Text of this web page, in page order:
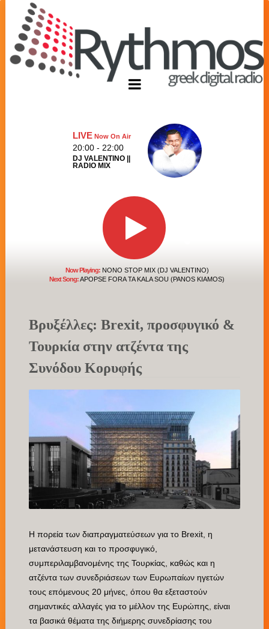
LIVENow On Air
20:00 - 22:00
DJ VALENTINO ||
RADIO MIX
Now Playing:NONO STOP MIX (DJ VALENTINO)
Next Song:APOPSE FORA TA KALA SOU (PANOS KIAMOS)
Βρυξέλλες: Brexit, προσφυγικό &
Τουρκία στην ατζέντα της
Συνόδου Κορυφής
Η πορεία των διαπραγματεύσεων για το Brexit, η
μετανάστευση και το προσφυγικό,
συμπεριλαμβανομένης της Τουρκίας, καθώς και η
ατζέντα των συνεδριάσεων των Ευρωπαίων ηγετών
τους επόμενους 20 μήνες, όπου θα εξεταστούν
σημαντικές αλλαγές για το μέλλον της Ευρώπης, είναι
τα βασικά θέματα της διήμερης συνεδρίασης του